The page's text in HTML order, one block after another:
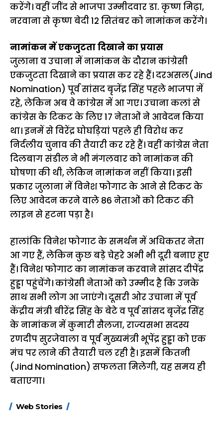
करेंगे। वहीं जींद से भाजपा उम्मीदवार डा. कृष्ण मिढ़ा,
नरवाना से कृष्ण बेदी 12 सितंबर को नामांकन करेंगे।
नामांकन में एकजुटता दिखाने का प्रयास
जुलाना व उचाना में नामांकन के दौरान कांग्रेसी
एकजुटता दिखाने का प्रयास कर रहे हैं। दरअसल(Jind
Nomination) पूर्व सांसद बृजेंद्र सिंह पहले भाजपा में
रहे, लेकिन अब वे कांग्रेस में आ गए। उचाना कलां से
कांग्रेस के टिकट के लिए 17 नेताओं ने आवेदन किया
था। इनमें से विरेंद्र घोघड़ियां पहले ही विरोध कर
निर्दलीय चुनाव की तैयारी कर रहे हैं। वहीं कांग्रेस नेता
दिलबाग संडील ने भी मंगलवार को नामांकन की
घोषणा की थी, लेकिन नामांकन नहीं किया। इसी
प्रकार जुलाना में विनेश फोगाट के आने से टिकट के
लिए आवेदन करने वाले 86 नेताओं काे टिकट की
लाइन से हटना पड़ा है।
हालांकि विनेश फोगाट के समर्थन में अधिकतर नेता
आ गए हैं, लेकिन कुछ बड़े चेहरे अभी भी दूरी बनाए हुए
हैं। विनेश फोगाट का नामांकन करवाने सांसद दीपेंद्र
हुड्डा पहुंचेंगे। कांग्रेसी नेताओं को उम्मीद है कि उनके
साथ सभी लोग आ जाएंगे। दूसरी ओर उचाना में पूर्व
केंद्रीय मंत्री बीरेंद्र सिंह के बेटे व पूर्व सांसद बृजेंद्र सिंह
के नामांकन में कुमारी सैलजा, राज्यसभा सदस्य
रणदीप सुरजेवाला व पूर्व मुख्यमंत्री भूपेंद्र हुड्डा को एक
मंच पर लाने की तैयारी चल रही है। इसमें कितनी
(Jind Nomination) सफलता मिलेगी, यह समय ही
बताएगा।
Web Stories
FASTag के ये नए